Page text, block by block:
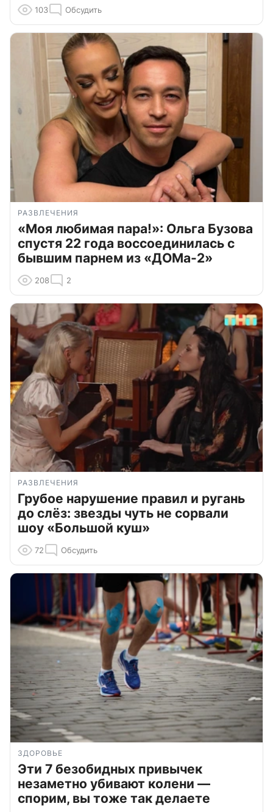
103 Обсудить
РАЗВЛЕЧЕНИЯ
«Моя любимая пара!»: Ольга Бузова
спустя 22 года воссоединилась с
бывшим парнем из «ДОМа-2»
208 2
РАЗВЛЕЧЕНИЯ
Грубое нарушение правил и ругань
до слёз: звезды чуть не сорвали
шоу «Большой куш»
72 Обсудить
ЗДОРОВЬЕ
Эти 7 безобидных привычек
незаметно убивают колени —
спорим, вы тоже так делаете